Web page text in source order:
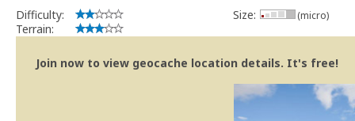
Difficulty:
Terrain:
Size: (micro)
Join now to view geocache location details. It's free!